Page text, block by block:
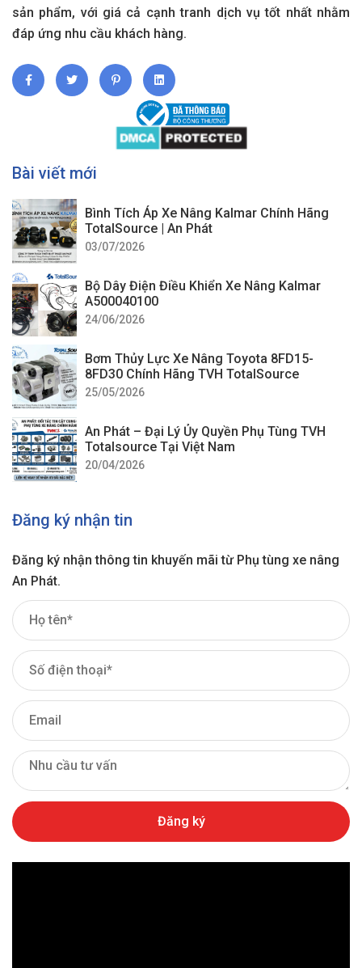
sản phẩm, với giá cả cạnh tranh dịch vụ tốt nhất nhằm
đáp ứng nhu cầu khách hàng.
Bài viết mới
Bình Tích Áp Xe Nâng Kalmar Chính Hãng
TotalSource | An Phát
03/07/2026
Bộ Dây Điện Điều Khiển Xe Nâng Kalmar
A500040100
24/06/2026
Bơm Thủy Lực Xe Nâng Toyota 8FD15-
8FD30 Chính Hãng TVH TotalSource
25/05/2026
An Phát – Đại Lý Ủy Quyền Phụ Tùng TVH
Totalsource Tại Việt Nam
20/04/2026
Đăng ký nhận tin
Đăng ký nhận thông tin khuyến mãi từ Phụ tùng xe nâng
An Phát.